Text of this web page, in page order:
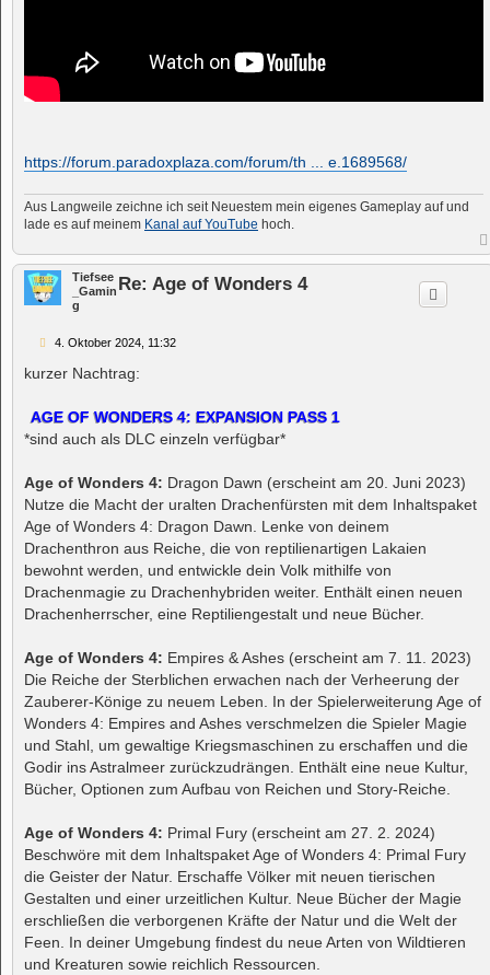
https://forum.paradoxplaza.com/forum/th ... e.1689568/
Aus Langweile zeichne ich seit Neuestem mein eigenes Gameplay auf und
lade es auf meinem Kanal auf YouTube hoch.
Tiefsee
_Gamin
g
Re: Age of Wonders 4
B
i
a
g
4. Oktober 2024, 11:32
kurzer Nachtrag:
AGE OF WONDERS 4: EXPANSION PASS 1
*sind auch als DLC einzeln verfügbar*
Age of Wonders 4: Dragon Dawn (erscheint am 20. Juni 2023)
Nutze die Macht der uralten Drachenfürsten mit dem Inhaltspaket
Age of Wonders 4: Dragon Dawn. Lenke von deinem
Drachenthron aus Reiche, die von reptilienartigen Lakaien
bewohnt werden, und entwickle dein Volk mithilfe von
Drachenmagie zu Drachenhybriden weiter. Enthält einen neuen
Drachenherrscher, eine Reptiliengestalt und neue Bücher.
Age of Wonders 4: Empires & Ashes (erscheint am 7. 11. 2023)
Die Reiche der Sterblichen erwachen nach der Verheerung der
Zauberer-Könige zu neuem Leben. In der Spielerweiterung Age of
Wonders 4: Empires and Ashes verschmelzen die Spieler Magie
und Stahl, um gewaltige Kriegsmaschinen zu erschaffen und die
Godir ins Astralmeer zurückzudrängen. Enthält eine neue Kultur,
Bücher, Optionen zum Aufbau von Reichen und Story-Reiche.
Age of Wonders 4: Primal Fury (erscheint am 27. 2. 2024)
Beschwöre mit dem Inhaltspaket Age of Wonders 4: Primal Fury
die Geister der Natur. Erschaffe Völker mit neuen tierischen
Gestalten und einer urzeitlichen Kultur. Neue Bücher der Magie
erschließen die verborgenen Kräfte der Natur und die Welt der
Feen. In deiner Umgebung findest du neue Arten von Wildtieren
und Kreaturen sowie reichlich Ressourcen.